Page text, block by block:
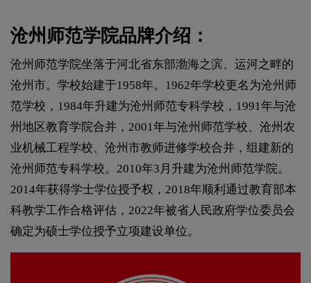
沧州师范学院品牌介绍：
沧州师范学院坐落于河北省东部渤海之滨、运河之畔的
沧州市。学校始建于1958年。1962年学校更名为沧州师
范学校，1984年升建为沧州师范专科学校，1991年与沧
州地区教育学院合并，2001年与沧州师范学校、沧州农
业机械工程学校、沧州市教师进修学校合并，组建新的
沧州师范专科学校。2010年3月升建为沧州师范学院。
2014年获得学士学位授予权，2018年顺利通过教育部本
科教学工作合格评估，2022年被省人民政府学位委员会
确定为硕士学位授予立项建设单位。